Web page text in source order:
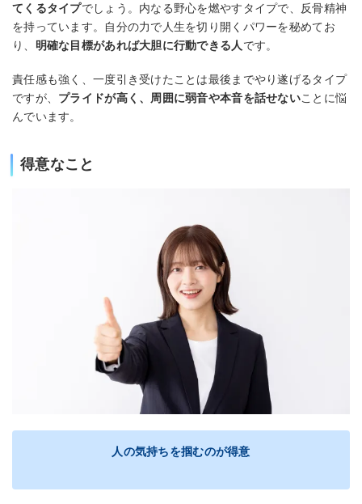
てくるタイプでしょう。内なる野心を燃やすタイプで、反骨精神
を持っています。自分の力で人生を切り開くパワーを秘めてお
り、 明確な目標があれば大胆に行動できる人 です。
責任感も強く、一度引き受けたことは最後までやり遂げるタイプ
ですが、 プライドが高く、周囲に弱音や本音を話せないことに悩
んでいます。
得意なこと
人の気持ちを掴むのが得意